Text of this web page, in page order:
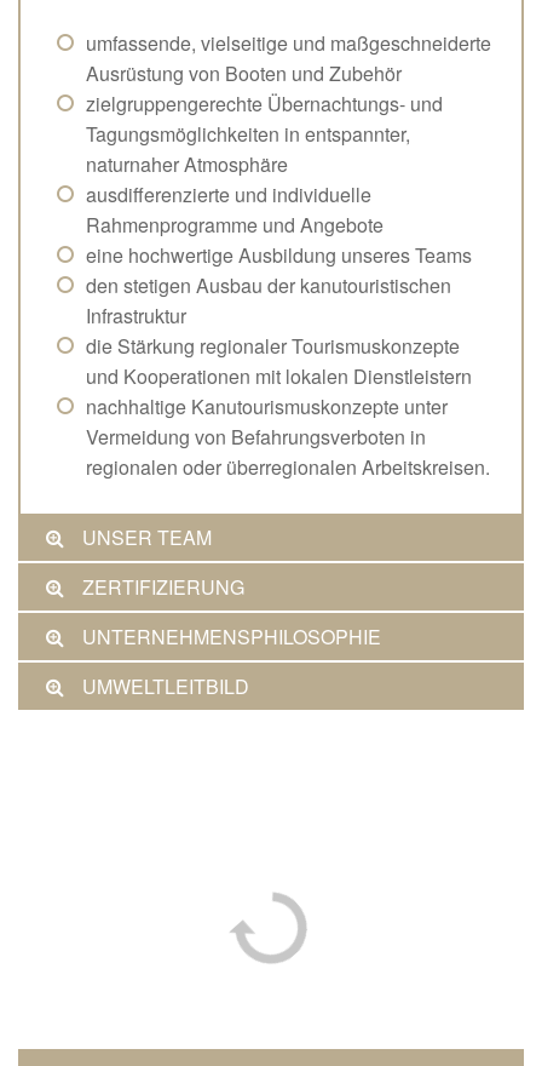
umfassende, vielseitige und maßgeschneiderte
Ausrüstung von Booten und Zubehör
zielgruppengerechte Übernachtungs- und
Tagungsmöglichkeiten in entspannter,
naturnaher Atmosphäre
ausdifferenzierte und individuelle
Rahmenprogramme und Angebote
eine hochwertige Ausbildung unseres Teams
den stetigen Ausbau der kanutouristischen
Infrastruktur
die Stärkung regionaler Tourismuskonzepte
und Kooperationen mit lokalen Dienstleistern
nachhaltige Kanutourismuskonzepte unter
Vermeidung von Befahrungsverboten in
regionalen oder überregionalen Arbeitskreisen.
UNSER TEAM
ZERTIFIZIERUNG
UNTERNEHMENSPHILOSOPHIE
UMWELTLEITBILD